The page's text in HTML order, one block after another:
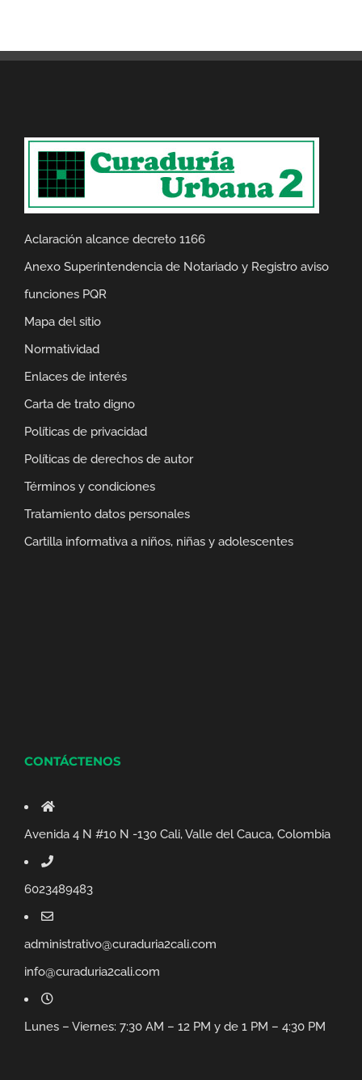
Aclaración alcance decreto 1166
Anexo Superintendencia de Notariado y Registro aviso
funciones PQR
Mapa del sitio
Normatividad
Enlaces de interés
Carta de trato digno
Políticas de privacidad
Políticas de derechos de autor
Términos y condiciones
Tratamiento datos personales
Cartilla informativa a niños, niñas y adolescentes
CONTÁCTENOS
Avenida 4 N #10 N -130 Cali, Valle del Cauca, Colombia
6023489483
administrativo@curaduria2cali.com
info@curaduria2cali.com
Lunes – Viernes: 7:30 AM – 12 PM y de 1 PM – 4:30 PM